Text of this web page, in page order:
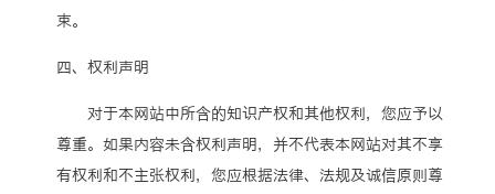
束。
四、权利声明
对于本网站中所含的知识产权和其他权利，您应予以
尊重。如果内容未含权利声明，并不代表本网站对其不享
有权利和不主张权利，您应根据法律、法规及诚信原则尊